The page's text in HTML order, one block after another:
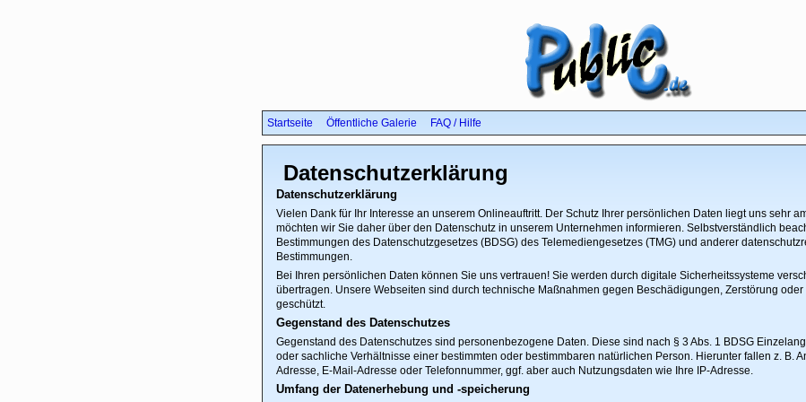
Startseite Öffentliche Galerie FAQ / Hilfe
Datenschutzerklärung
Datenschutzerklärung
Vielen Dank für Ihr Interesse an unserem Onlineauftritt. Der Schutz Ihrer persönlichen Daten liegt uns sehr
möchten wir Sie daher über den Datenschutz in unserem Unternehmen informieren. Selbstverständlich
Bestimmungen des Datenschutzgesetzes (BDSG) des Telemediengesetzes (TMG) und anderer
Bestimmungen.
Bei Ihren persönlichen Daten können Sie uns vertrauen! Sie werden durch digitale Sicherheitssysteme
übertragen. Unsere Webseiten sind durch technische Maßnahmen gegen Beschädigungen, Zerstörung
geschützt.
Gegenstand des Datenschutzes
Gegenstand des Datenschutzes sind personenbezogene Daten. Diese sind nach § 3 Abs. 1 BDSG
oder sachliche Verhältnisse einer bestimmten oder bestimmbaren natürlichen Person. Hierunter fallen z. B.
Adresse, E-Mail-Adresse oder Telefonnummer, ggf. aber auch Nutzungsdaten wie Ihre IP-Adresse.
Umfang der Datenerhebung und -speicherung